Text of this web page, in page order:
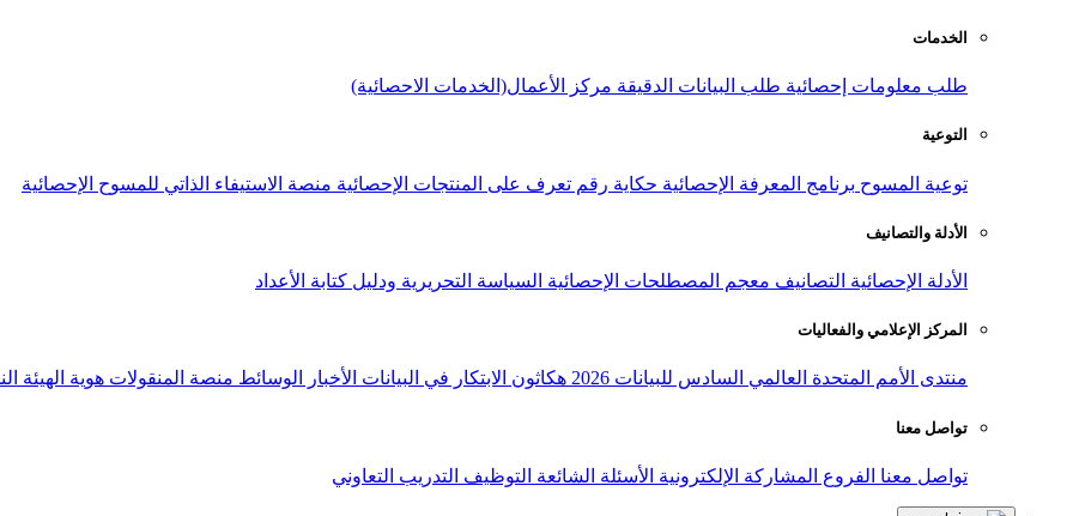
الخدمات
طلب معلومات إحصائية طلب البيانات الدقيقة مركز الأعمال(الخدمات الاحصائية)
التوعية
توعية المسوح برنامج المعرفة الإحصائية حكاية رقم تعرف على المنتجات الإحصائية منصة الاستيفاء الذاتي للمسوح الإحصائية
الأدلة والتصانيف
الأدلة الإحصائية التصانيف معجم المصطلحات الإحصائية السياسة التحريرية ودليل كتابة الأعداد
المركز الإعلامي والفعاليات
منتدى الأمم المتحدة العالمي السادس للبيانات 2026 هكاثون الابتكار في البيانات الأخبار الوسائط منصة المنقولات هوية الهيئة
تواصل معنا
تواصل معنا الفروع المشاركة الإلكترونية الأسئلة الشائعة التوظيف التدريب التعاوني